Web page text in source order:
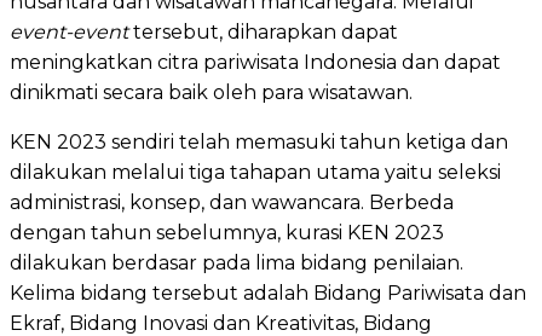
event-eventtersebut, diharapkan dapat
meningkatkan citra pariwisata Indonesia dan dapat
dinikmati secara baik oleh para wisatawan.
KEN 2023 sendiri telah memasuki tahun ketiga dan
dilakukan melalui tiga tahapan utama yaitu seleksi
administrasi, konsep, dan wawancara. Berbeda
dengan tahun sebelumnya, kurasi KEN 2023
dilakukan berdasar pada lima bidang penilaian.
Kelima bidang tersebut adalah Bidang Pariwisata dan
Ekraf, Bidang Inovasi dan Kreativitas, Bidang